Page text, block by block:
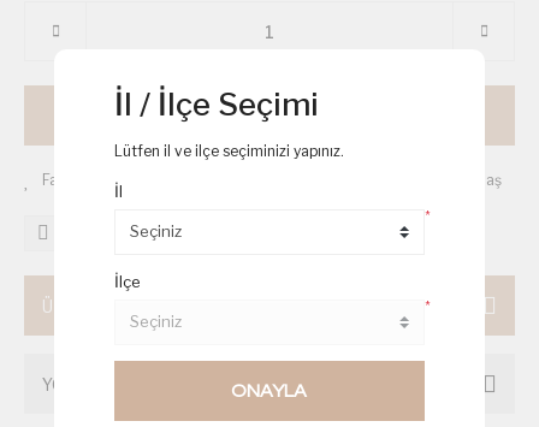
Sepete Ekle
Paylaş
ÜRÜN BİLGİSİ
YORUMLAR
İl / İlçe Seçimi
Lütfen il ve ilçe seçiminizi yapınız.
İl
*
İlçe
*
ONAYLA